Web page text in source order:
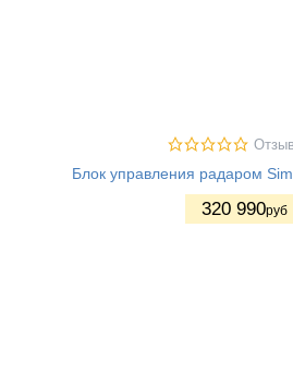
Блок управления радаром
320 990руб